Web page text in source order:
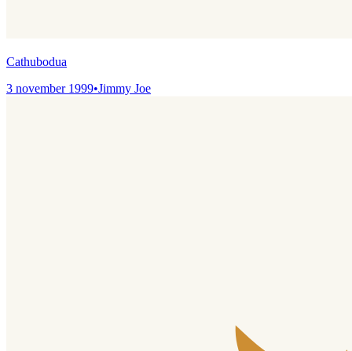
Cathubodua
3 november 1999•Jimmy Joe